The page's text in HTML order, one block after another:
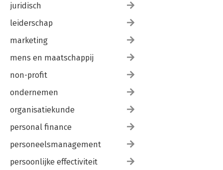
juridisch
leiderschap
marketing
mens en maatschappij
non-profit
ondernemen
organisatiekunde
personal finance
personeelsmanagement
persoonlijke effectiviteit